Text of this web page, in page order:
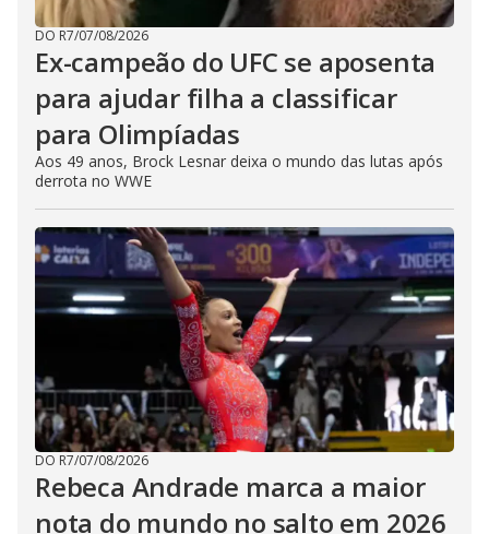
DO R7/07/08/2026
Ex-campeão do UFC se aposenta
para ajudar filha a classificar
para Olimpíadas
Aos 49 anos, Brock Lesnar deixa o mundo das lutas após
derrota no WWE
DO R7/07/08/2026
Rebeca Andrade marca a maior
nota do mundo no salto em 2026